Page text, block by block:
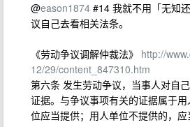
@eason1874 #14 我就不用「无知
议自己去看相关法条。
《劳动争议调解仲裁法》 http://
12/29/content_847310.htm
第六条 发生劳动争议，当事人对自
证据。与争议事项有关的证据属于
位应当提供；用人单位不提供的，应